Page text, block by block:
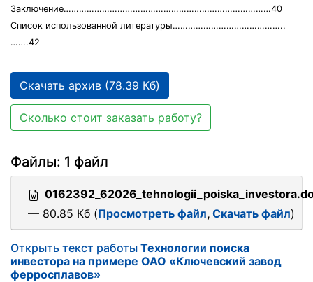
Заключение………………………………………………………………………40
Список использованной литературы……………………………………..
…….42
Скачать архив (78.39 Кб)
Сколько стоит заказать работу?
Файлы: 1 файл
— 80.85 Кб (Просмотреть файл, Скачать файл)
Открыть текст работы Технологии поиска
инвестора на примере ОАО «Ключевский завод
ферросплавов»